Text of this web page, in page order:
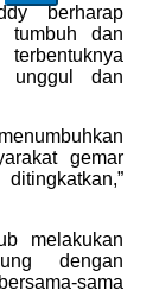
berharap
tumbuh dan
unggul dan
gemar
melakukan
dengan
sama